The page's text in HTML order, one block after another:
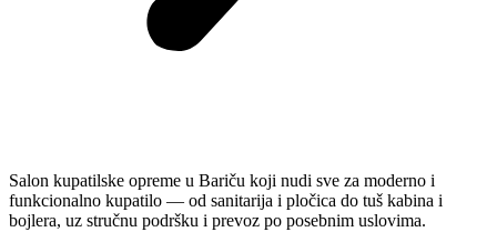
Salon kupatilske opreme u Bariču koji nudi sve za moderno i
funkcionalno kupatilo — od sanitarija i pločica do tuš kabina i
bojlera, uz stručnu podršku i prevoz po posebnim uslovima.